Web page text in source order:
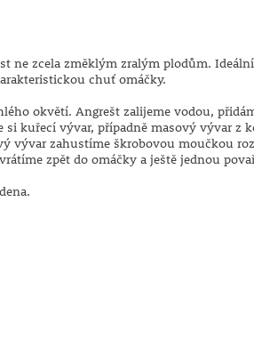
ne zcela změklým zralým plodům.
chuť omáčky.
okvětí. Angrešt zalijeme vodou,
kuřecí vývar, případně masový vývar z
vývar zahustíme škrobovou moučkou
zpět do omáčky a ještě jednou